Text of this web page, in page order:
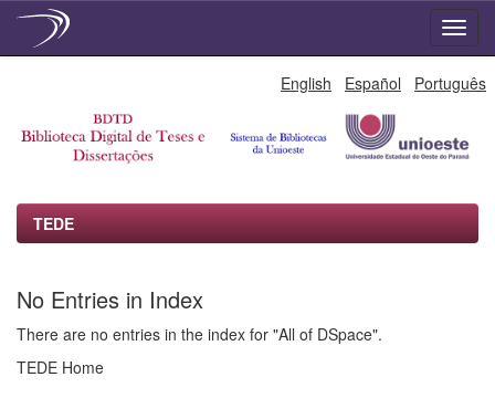
English Español Português
TEDE
No Entries in Index
There are no entries in the index for "All of DSpace".
TEDE Home